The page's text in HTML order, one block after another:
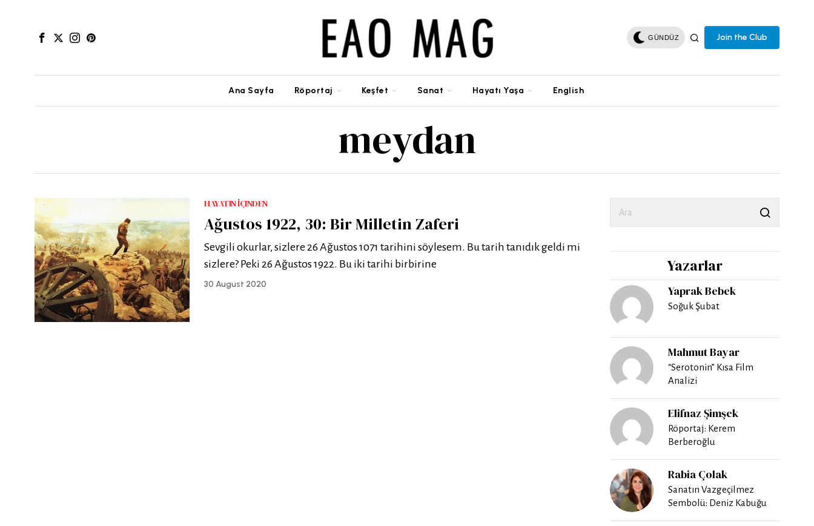
GÜNDÜZ Join the Club
Ana Sayfa Röportaj Keşfet Sanat Hayatı Yaşa English
meydan
HAYATIN İÇINDEN
Ağustos 1922, 30: Bir Milletin Zaferi
Sevgili okurlar, sizlere 26 Ağustos 1071 tarihini söylesem. Bu tarih tanıdık geldi mi
sizlere? Peki 26 Ağustos 1922. Bu iki tarihi birbirine
30 August 2020
Yazarlar
Yaprak Bebek
Soğuk Şubat
Mahmut Bayar
“Serotonin” Kısa Film
Analizi
Elifnaz Şimşek
Röportaj: Kerem
Berberoğlu
Rabia Çolak
Sanatın Vazgeçilmez
Sembolü: Deniz Kabuğu